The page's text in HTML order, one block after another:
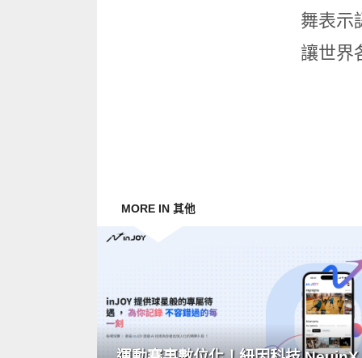
舞表示
讓世界
MORE IN 其他
READ
MORE